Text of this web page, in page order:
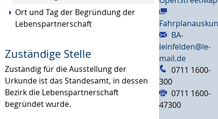
Ort und Tag der Begründung der
Lebenspartnerschaft
Zuständige Stelle
Zuständig für die Ausstellung der
Urkunde ist das Standesamt, in dessen
Bezirk die Lebenspartnerschaft
begründet wurde.
BA-
leinfelden@le-
mail.de
0711 1600-
300
0711 1600-
47300